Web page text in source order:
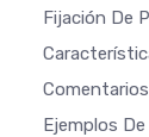
Fijación De
Comentarios
Ejemplos